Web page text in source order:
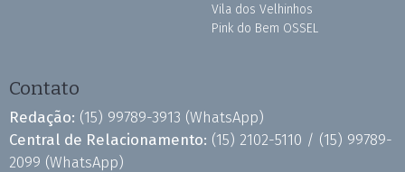
Vila dos Velhinhos
Pink do Bem OSSEL
Contato
Redação: (15) 99789-3913 (WhatsApp)
Central de Relacionamento: (15) 2102-5110 / (15) 99789-
2099 (WhatsApp)